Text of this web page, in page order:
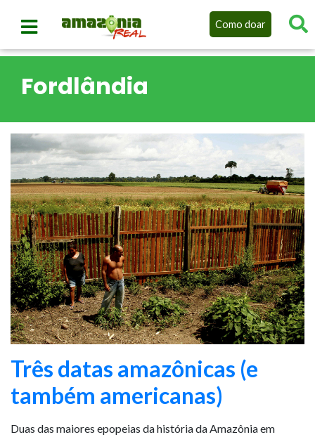
Como doar
Fordlândia
Três datas amazônicas (e
também americanas)
Duas das maiores epopeias da história da Amazônia em